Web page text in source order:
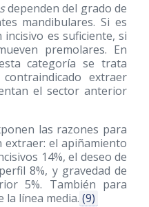
dependen del grado de
mandibulares. Si es
es suficiente, si
premolares. En
categoría se trata
extraer
el sector anterior
las razones para
extraer: el apiñamiento
14%, el deseo de
8%, y gravedad de
5%. También para
la línea media. (9)